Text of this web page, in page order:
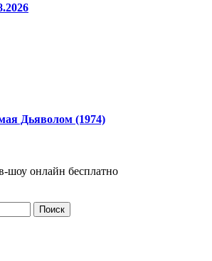
Дьяволом (1974)
шоу онлайн бесплатно